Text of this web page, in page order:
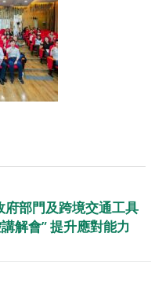
部門及跨境交通工具
解會” 提升應對能力